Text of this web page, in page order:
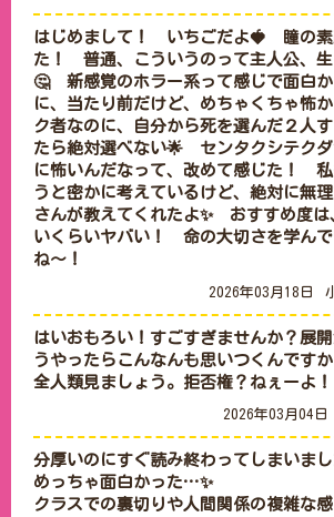
はじめまして！　いちごだよ🍓　瞳の
た！　普通、こういうのって主人公、
🤔　新感覚のホラー系って感じで面白
に、当たり前だけど、めちゃくちゃ怖
ク者なのに、自分から死を選んだ２人
たら絶対選べない🌟　センタクシテク
に怖いんだなって、改めて感じた！　
うと密かに考えているけど、絶対に無
さんが教えてくれたよ✨️　おすすめ度
いくらいヤバい！　命の大切さを学ん
ね～！
2026年03月18日
はいおもろい！すごすぎませんか？展
うやったらこんなんも思いつくんです
全人類見ましょう。拒否権？ねぇーよ！
2026年03月04日
分厚いのにすぐ読み終わってしまいまし
めっちゃ面白かった…✨
クラスでの裏切りや人間関係の複雑な